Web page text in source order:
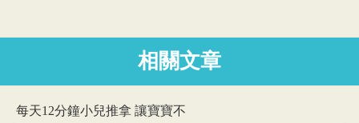
相關文章
每天12分鐘小兒推拿 讓寶寶不